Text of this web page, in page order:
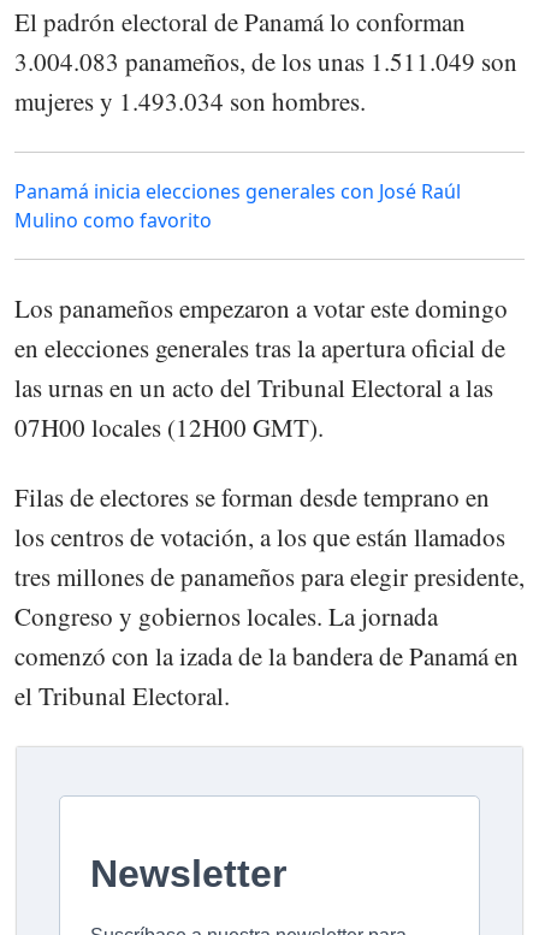
El padrón electoral de Panamá lo conforman
3.004.083 panameños, de los unas 1.511.049 son
mujeres y 1.493.034 son hombres.
Panamá inicia elecciones generales con José Raúl
Mulino como favorito
Los panameños empezaron a votar este domingo
en elecciones generales tras la apertura oficial de
las urnas en un acto del Tribunal Electoral a las
07H00 locales (12H00 GMT).
Filas de electores se forman desde temprano en
los centros de votación, a los que están llamados
tres millones de panameños para elegir presidente,
Congreso y gobiernos locales. La jornada
comenzó con la izada de la bandera de Panamá en
el Tribunal Electoral.